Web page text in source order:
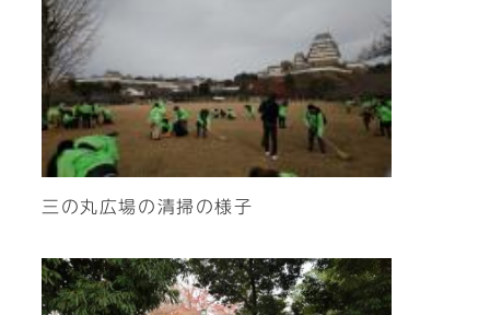
三の丸広場の清掃の様子